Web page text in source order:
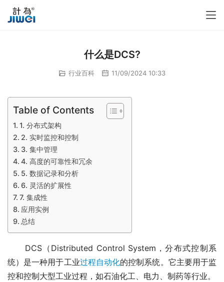
什么是DCS?
行业百科 11/09/2024 10:33
Table of Contents
1. 分布式架构
2. 实时监控和控制
3. 集中管理
4. 高度的可靠性和冗余
5. 数据记录和分析
6. 灵活的扩展性
7. 集成性
应用实例
总结
DCS（Distributed Control System，分布式控制系
统）是一种用于工业过程自动化的控制系统。它主要用于监
控和控制大型工业过程，如石油化工、电力、制药等行业。